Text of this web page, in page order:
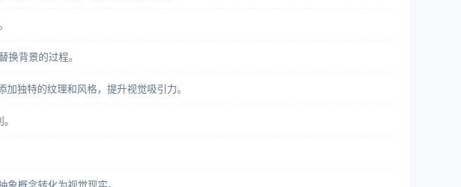
背景的过程。
独特的纹理和风格，提升视觉吸引力。
概念转化为视觉现实。